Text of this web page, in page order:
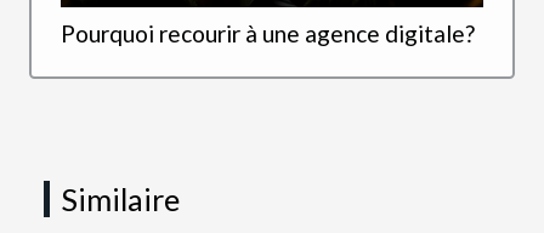
Pourquoi recourir à une agence digitale?
Similaire